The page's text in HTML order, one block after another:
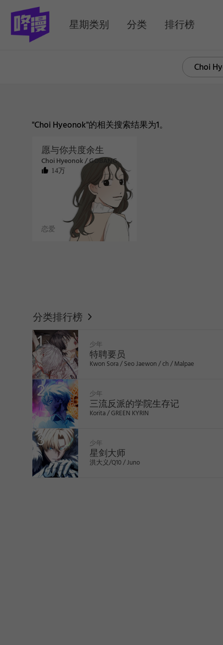
星期类别 分类 排行榜
"Choi Hyeonok"的相关搜索结果为1。
愿与你共度余生
Choi Hyeonok / GOBANG
like
14万
恋爱
分类排行榜
少年
特聘要员
Kwon Sora / Seo Jaewon / ch / Malpae
少年
三流反派的学院生存记
Korita / GREEN KYRIN
少年
星剑大师
洪大义/Q10 / Juno